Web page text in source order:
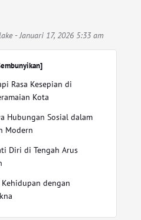
- Januari 17, 2026 5:33 am
Rasa Kesepian di
Kota
Hubungan Sosial dalam
Modern
Diri di Tengah Arus
dengan